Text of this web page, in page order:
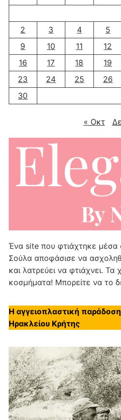
2
3 4 5
9
10 11 12
16
17 18 19
23
24 25 26
30
« Οκτ
Ένα site που φτιάχτηκε μέσα
Σούλα αποφάσισε να
και λατρεύει να φτιάχνει. Τα
κοσμήματα! Μπορείτε να το
Η αγγειοπλαστική
Ηρακλείου Κρήτης